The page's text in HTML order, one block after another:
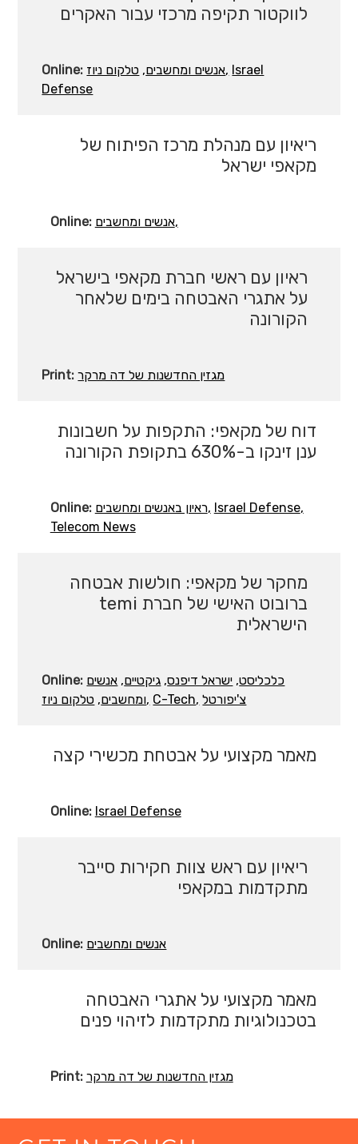
לווקטור תקיפה מרכזי עבור האקרים
Online: אנשים ומחשבים טלקום ניוז
Israel
Defense
ריאיון עם מנהלת מרכז הפיתוח של
מקאפי ישראל
Online: אנשים ומחשבים
ראיון עם ראשי חברת מקאפי בישראל
על אתגרי האבטחה בימים שלאחר
הקורונה
Print:מגזין החדשנות של דה מרקר
דוח של מקאפי: התקפות על חשבונות
ענן זינקו ב-630% בתקופת הקורונה
Online: ראיון באנשים ומחשבים Israel Defense
Telecom News
מחקר של מקאפי: חולשות אבטחה
ברובוט האישי של חברת temi
הישראלית
Online: כלכליסט ישראל דיפנס גיקטיים אנשים
ומחשבים טלקום ניוז C-Tech צ'יפורטל
מאמר מקצועי על אבטחת מכשירי קצה
Online: Israel Defense
ריאיון עם ראש צוות חקירות סייבר
מתקדמות במקאפי
Online: אנשים ומחשבים
מאמר מקצועי על אתגרי האבטחה
בטכנולוגיות מתקדמות לזיהוי פנים
Print: מגזין החדשנות של דה מרקר